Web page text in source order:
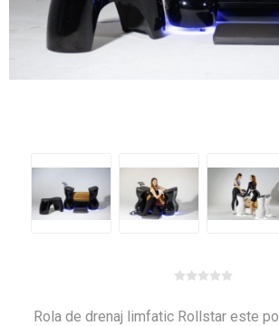
Rola de drenaj limfatic Rollstar este